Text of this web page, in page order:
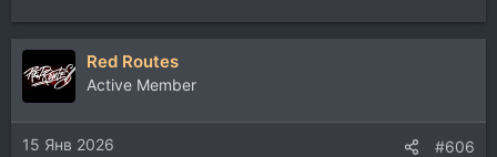
Red Routes
Active Member
15 Янв 2026 #606